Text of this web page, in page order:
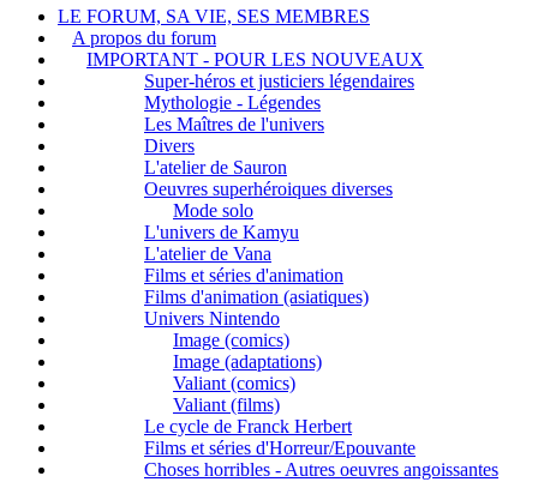
LE FORUM, SA VIE, SES MEMBRES
A propos du forum
IMPORTANT - POUR LES NOUVEAUX
Super-héros et justiciers légendaires
Mythologie - Légendes
Les Maîtres de l'univers
Divers
L'atelier de Sauron
Oeuvres superhéroiques diverses
Mode solo
L'univers de Kamyu
L'atelier de Vana
Films et séries d'animation
Films d'animation (asiatiques)
Univers Nintendo
Image (comics)
Image (adaptations)
Valiant (comics)
Valiant (films)
Le cycle de Franck Herbert
Films et séries d'Horreur/Epouvante
Choses horribles - Autres oeuvres angoissantes